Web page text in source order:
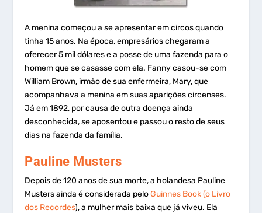
A menina começou a se apresentar em circos quando
tinha 15 anos. Na época, empresários chegaram a
oferecer 5 mil dólares e a posse de uma fazenda para o
homem que se casasse com ela. Fanny casou-se com
William Brown, irmão de sua enfermeira, Mary, que
acompanhava a menina em suas aparições circenses.
Já em 1892, por causa de outra doença ainda
desconhecida, se aposentou e passou o resto de seus
dias na fazenda da família.
Pauline Musters
Depois de 120 anos de sua morte, a holandesa Pauline
Musters ainda é considerada peloGuinnes Book (o Livro
dos Recordes), a mulher mais baixa que já viveu. Ela